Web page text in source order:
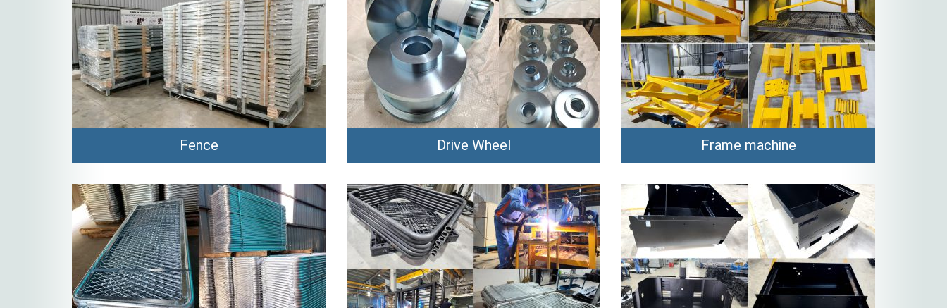
Fence Drive Wheel Frame machine